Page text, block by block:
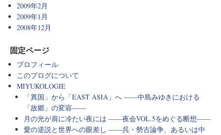
2009年2月
2009年1月
2008年12月
固定ページ
プロフィール
このブログについて
MIYUKOLOGIE
「異国」から「EAST ASIA」へ ――中島みゆきにおける
「故郷」の変容――
月の光が肩に冷たい夜には ――夜会VOL.5をめぐる断想――
愛の逆説と世界への眼差し ――呉・勢古論争、あるいは中